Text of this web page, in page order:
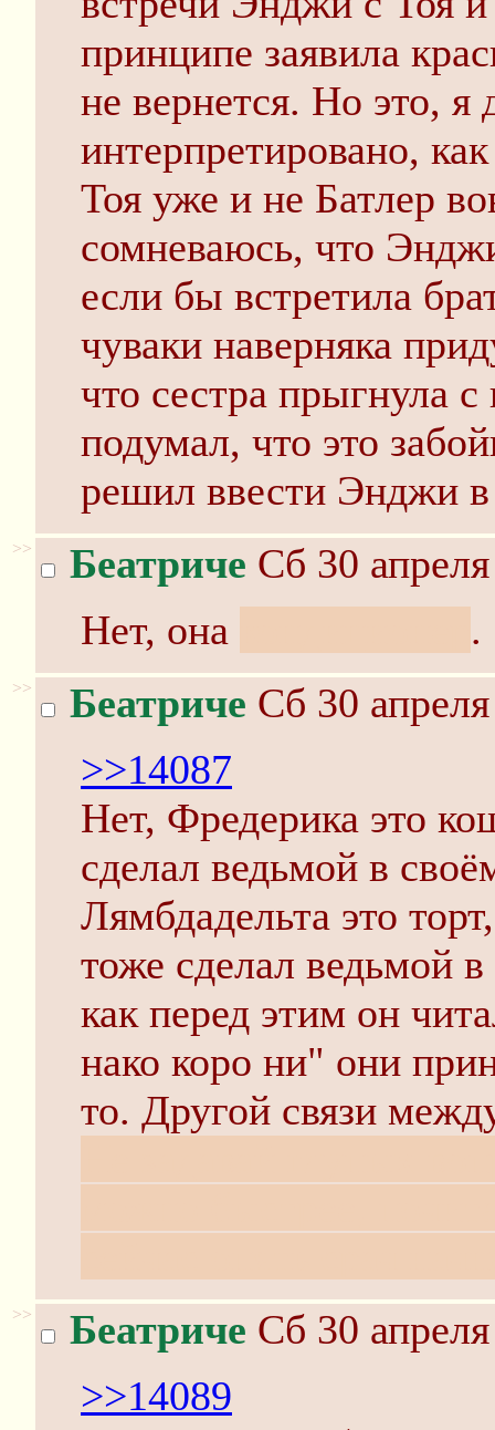
принципе заявила
не вернется. Но это, я
интерпретировано,
Тоя уже и не Батлер
сомневаюсь, что
если бы встретила
чуваки наверняка
что сестра прыгнула
подумал, что это
решил ввести Энджи
>> Беатриче Сб 30
Нет, она
.
>> Беатриче Сб 30
>>14087
Нет, Фредерика это
сделал ведьмой в
Лямбдадельта это
тоже сделал ведьмой
как перед этим он
нако коро ни" они
то. Другой связи
>> Беатриче Сб 30
>>14089